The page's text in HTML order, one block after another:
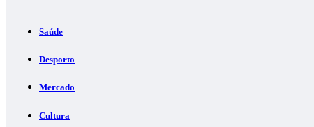
Saúde
Desporto
Mercado
Cultura